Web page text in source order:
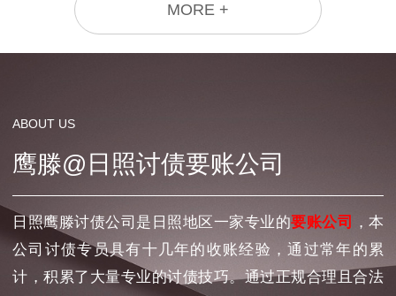
MORE +
ABOUT US
鹰滕@日照讨债要账公司
日照鹰滕讨债公司是日照地区一家专业的要账公司
，本
公司讨债专员具有十几年的收账经验，通过常年的累
计，积累了大量专业的讨债技巧。通过正规合理且合法